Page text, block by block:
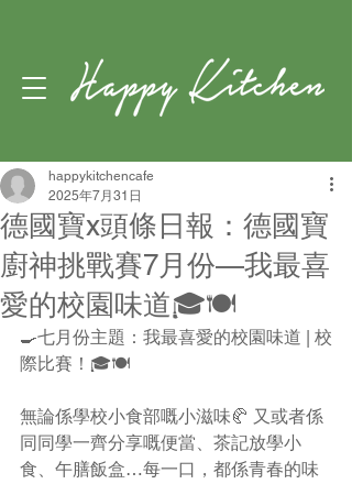
德國寶x頭條日報：德國寶
廚神挑戰賽7月份—我最喜
愛的校園味道🎓🍽️
happykitchencafe
2025年7月31日
🍳七月份主題：我最喜愛的校園味道 | 校
際比賽！🎓🍽️
無論係學校小食部嘅小滋味🥐 又或者係
同同學一齊分享嘅便當、茶記放學小
食、午膳飯盒…每一口，都係青春的味